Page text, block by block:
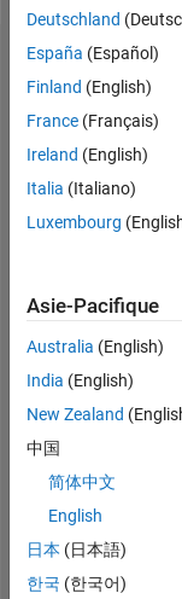
in
Signal
Professional
Interests:
MATLAB
development
using
signal
processing
algorithms.
Badges
Sainath's
Badges
MATLAB
Answers
Badges
Tout
Thankful Level
20 Jul
First Answer
20 Jul 2017
Deutschland
España (Español)
Finland (English)
France (Français)
Ireland (English)
Italia (Italiano)
Luxembourg
Asie-Pacifique
Australia (English)
India (English)
New Zealand
中国
简体中文
English
日本 (日本語)
한국 (한국어)